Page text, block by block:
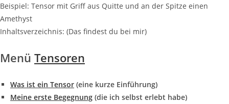
Beispiel: Tensor mit Griff aus Quitte und an der Spitze einen
Amethyst
Inhaltsverzeichnis: (Das findest du bei mir)
Menü Tensoren
Was ist ein Tensor (eine kurze Einführung)
Meine erste Begegnung (die ich selbst erlebt habe)